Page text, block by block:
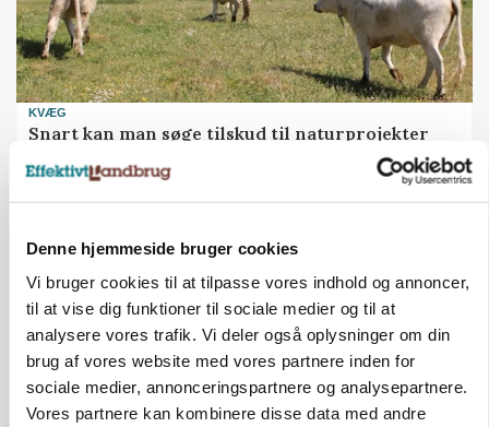
Denne hjemmeside bruger cookies
Vi bruger cookies til at tilpasse vores indhold og annoncer,
til at vise dig funktioner til sociale medier og til at
analysere vores trafik. Vi deler også oplysninger om din
brug af vores website med vores partnere inden for
sociale medier, annonceringspartnere og analysepartnere.
Vores partnere kan kombinere disse data med andre
KVÆG
Snart kan man søge tilskud til naturprojekter
Før såmaskinen kører: Her er efterårets største
Annonce
Loading...